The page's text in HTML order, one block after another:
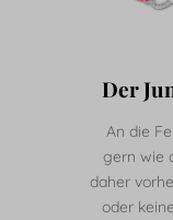
Der
An die
gern wie
daher
oder